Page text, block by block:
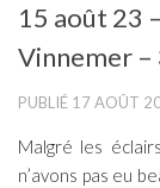
15 août 23
Vinnemer –
PUBLIÉ 17 AOÛT
Malgré les
n’avons pas eu